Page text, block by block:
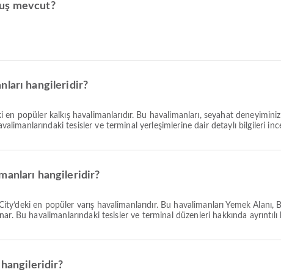
mevcut?
hangileridir?
en popüler kalkış havalimanlarıdır. Bu havalimanları, seyahat
tesisler ve terminal yerleşimlerine dair detaylı bilgileri
hangileridir?
en popüler varış havalimanlarıdır. Bu havalimanları Yemek
Bu havalimanlarındaki tesisler ve terminal düzenleri hakkında
hangileridir?